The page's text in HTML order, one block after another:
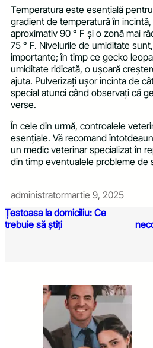
Temperatura este esențială
gradient de temperatură în
aproximativ 90 ° F și o zonă mai
75 ° F. Nivelurile de umiditate
importante; în timp ce gecko
umiditate ridicată, o ușoară
ajuta. Pulverizați ușor incinta de
special atunci când observați că
verse.
În cele din urmă, controalele
esențiale. Vă recomand
un medic veterinar specializat în
din timp eventualele probleme de
administratormartie 9, 2025
Țestoasa la domiciliu: Ce
trebuie să știți